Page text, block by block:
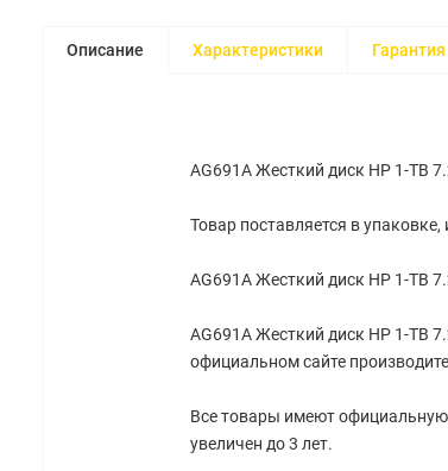
Описание Характеристики Гарантия
AG691A Жесткий диск HP 1-TB
Товар поставляется в
AG691A Жесткий диск HP 1-TB
AG691A Жесткий диск HP 1-TB
официальном сайте
Все товары имеют официальную
увеличен до 3 лет.